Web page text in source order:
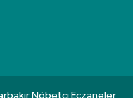
Nöbetçi Eczaneler